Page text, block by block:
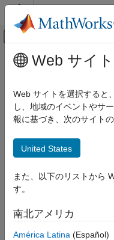
コンテンツへスキップ
オフキャン
ドキュメンテーションのホーム
MATLAB Coder
コード生成のための MATLAB プ
カテゴリ
数値型
配列のレイアウト
可変サイズ データ
メインコンテンツ
duration 配列
duration 配列のコード
"duration 配列"の値は
(365.2425 日) の年数で
列を使用すると、コー
トピック
duration 配列のコード
コード生成を目的とし
Web サイ
Web サイトを選択すると
し、地域のイベントやサ
報に基づき、次のサイト
United States
また、以下のリストから
す。
南北アメリカ
América Latina (Español)